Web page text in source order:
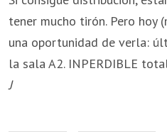
tener mucho tirón. Pero hoy
una oportunidad de verla:
la sala A2. INPERDIBLE
J